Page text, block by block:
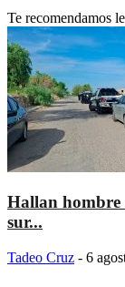
Te recomendamos
Hallan hombre
sur...
Tadeo Cruz - 6